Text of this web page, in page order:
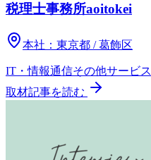
税理士事務所aoitokei
本社： 東京都 / 葛飾区
IT・情報通信その他サービス
取材記事を読む